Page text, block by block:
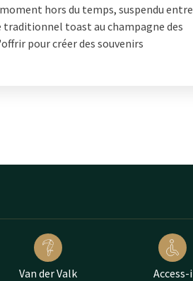
hors du temps, suspendu entre
traditionnel toast au champagne des
pour créer des souvenirs
Van der Valk Access-i